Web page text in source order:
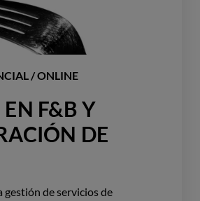
/ ONLINE
F&B Y
DE
gestión de servicios de